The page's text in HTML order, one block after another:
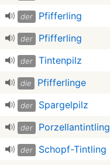
der Pfifferling
der Pfifferling
der Tintenpilz
die Pfifferlinge
der Spargelpilz
der Porzellantintling
der Schopf-Tintling